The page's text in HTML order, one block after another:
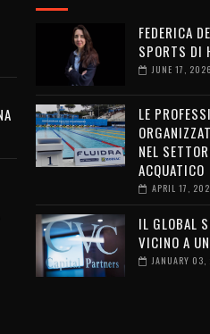
FEDERICA
SPORTS DI
JUNE 17, 2026
LE
NEL
ACQUATICO
APRIL 17,
IL GLOBAL
VICINO A
JANUARY